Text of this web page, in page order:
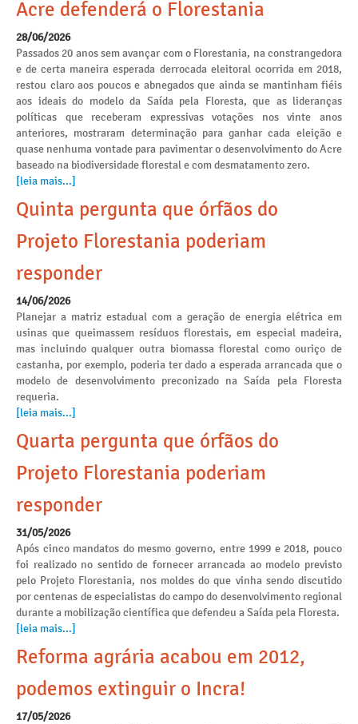
Acre defenderá o Florestania
28/06/2026
Passados 20 anos sem avançar com o Florestania, na constrangedora
e de certa maneira esperada derrocada eleitoral ocorrida em 2018,
restou claro aos poucos e abnegados que ainda se mantinham fiéis
aos ideais do modelo da Saída pela Floresta, que as lideranças
políticas que receberam expressivas votações nos vinte anos
anteriores, mostraram determinação para ganhar cada eleição e
quase nenhuma vontade para pavimentar o desenvolvimento do Acre
baseado na biodiversidade florestal e com desmatamento zero.
[leia mais...]
Quinta pergunta que órfãos do
Projeto Florestania poderiam
responder
14/06/2026
Planejar a matriz estadual com a geração de energia elétrica em
usinas que queimassem resíduos florestais, em especial madeira,
mas incluindo qualquer outra biomassa florestal como ouriço de
castanha, por exemplo, poderia ter dado a esperada arrancada que o
modelo de desenvolvimento preconizado na Saída pela Floresta
requeria.
[leia mais...]
Quarta pergunta que órfãos do
Projeto Florestania poderiam
responder
31/05/2026
Após cinco mandatos do mesmo governo, entre 1999 e 2018, pouco
foi realizado no sentido de fornecer arrancada ao modelo previsto
pelo Projeto Florestania, nos moldes do que vinha sendo discutido
por centenas de especialistas do campo do desenvolvimento regional
durante a mobilização científica que defendeu a Saída pela Floresta.
[leia mais...]
Reforma agrária acabou em 2012,
podemos extinguir o Incra!
17/05/2026